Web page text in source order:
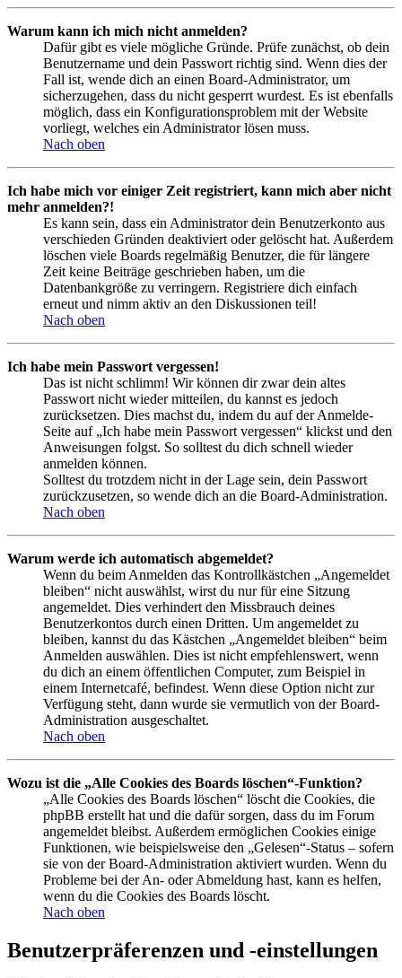
Warum kann ich mich nicht anmelden?
Dafür gibt es viele mögliche Gründe. Prüfe zunächst, ob dein
Benutzername und dein Passwort richtig sind. Wenn dies der
Fall ist, wende dich an einen Board-Administrator, um
sicherzugehen, dass du nicht gesperrt wurdest. Es ist ebenfalls
möglich, dass ein Konfigurationsproblem mit der Website
vorliegt, welches ein Administrator lösen muss.
Nach oben
Ich habe mich vor einiger Zeit registriert, kann mich aber nicht
mehr anmelden?!
Es kann sein, dass ein Administrator dein Benutzerkonto aus
verschieden Gründen deaktiviert oder gelöscht hat. Außerdem
löschen viele Boards regelmäßig Benutzer, die für längere
Zeit keine Beiträge geschrieben haben, um die
Datenbankgröße zu verringern. Registriere dich einfach
erneut und nimm aktiv an den Diskussionen teil!
Nach oben
Ich habe mein Passwort vergessen!
Das ist nicht schlimm! Wir können dir zwar dein altes
Passwort nicht wieder mitteilen, du kannst es jedoch
zurücksetzen. Dies machst du, indem du auf der Anmelde-
Seite auf „Ich habe mein Passwort vergessen“ klickst und den
Anweisungen folgst. So solltest du dich schnell wieder
anmelden können.
Solltest du trotzdem nicht in der Lage sein, dein Passwort
zurückzusetzen, so wende dich an die Board-Administration.
Nach oben
Warum werde ich automatisch abgemeldet?
Wenn du beim Anmelden das Kontrollkästchen „Angemeldet
bleiben“ nicht auswählst, wirst du nur für eine Sitzung
angemeldet. Dies verhindert den Missbrauch deines
Benutzerkontos durch einen Dritten. Um angemeldet zu
bleiben, kannst du das Kästchen „Angemeldet bleiben“ beim
Anmelden auswählen. Dies ist nicht empfehlenswert, wenn
du dich an einem öffentlichen Computer, zum Beispiel in
einem Internetcafé, befindest. Wenn diese Option nicht zur
Verfügung steht, dann wurde sie vermutlich von der Board-
Administration ausgeschaltet.
Nach oben
Wozu ist die „Alle Cookies des Boards löschen“-Funktion?
„Alle Cookies des Boards löschen“ löscht die Cookies, die
phpBB erstellt hat und die dafür sorgen, dass du im Forum
angemeldet bleibst. Außerdem ermöglichen Cookies einige
Funktionen, wie beispielsweise den „Gelesen“-Status – sofern
sie von der Board-Administration aktiviert wurden. Wenn du
Probleme bei der An- oder Abmeldung hast, kann es helfen,
wenn du die Cookies des Boards löscht.
Nach oben
Benutzerpräferenzen und -einstellungen